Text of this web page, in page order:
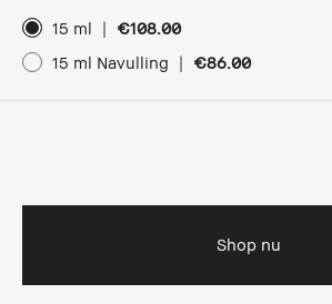
15 ml |
€108.00
15 ml Navulling
| €86.00
Shop nu